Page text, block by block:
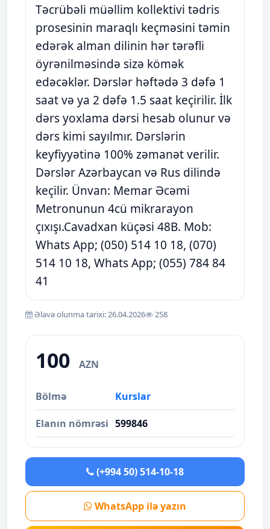
Təcrübəli müəllim kollektivi tədris
prosesinin maraqlı keçməsini təmin
edərək alman dilinin hər tərəfli
öyrənilməsində sizə kömək
edəcəklər. Dərslər həftədə 3 dəfə 1
saat və ya 2 dəfə 1.5 saat keçirilir. İlk
dərs yoxlama dərsi hesab olunur və
dərs kimi sayılmır. Dərslərin
keyfiyyətinə 100% zəmanət verilir.
Dərslər Azərbaycan və Rus dilində
keçilir. Ünvan: Memar Əcəmi
Metronunun 4cü mikrarayon
çıxışı.Cavadxan küçəsi 48B. Mob:
Whats App; (050) 514 10 18, (070)
514 10 18, Whats App; (055) 784 84
41
Əlavə olunma tarixi: 26.04.2026 258
100 AZN
Bölmə Kurslar
Elanın nömrəsi 599846
(+994 50) 514-10-18
WhatsApp ilə yazın